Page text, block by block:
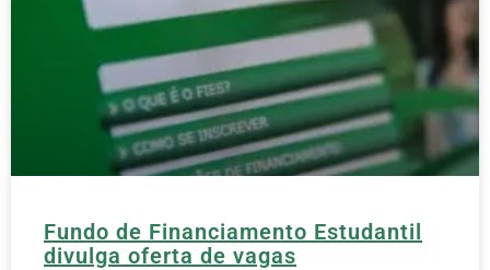
Fundo de Financiamento Estudantil
divulga oferta de vagas